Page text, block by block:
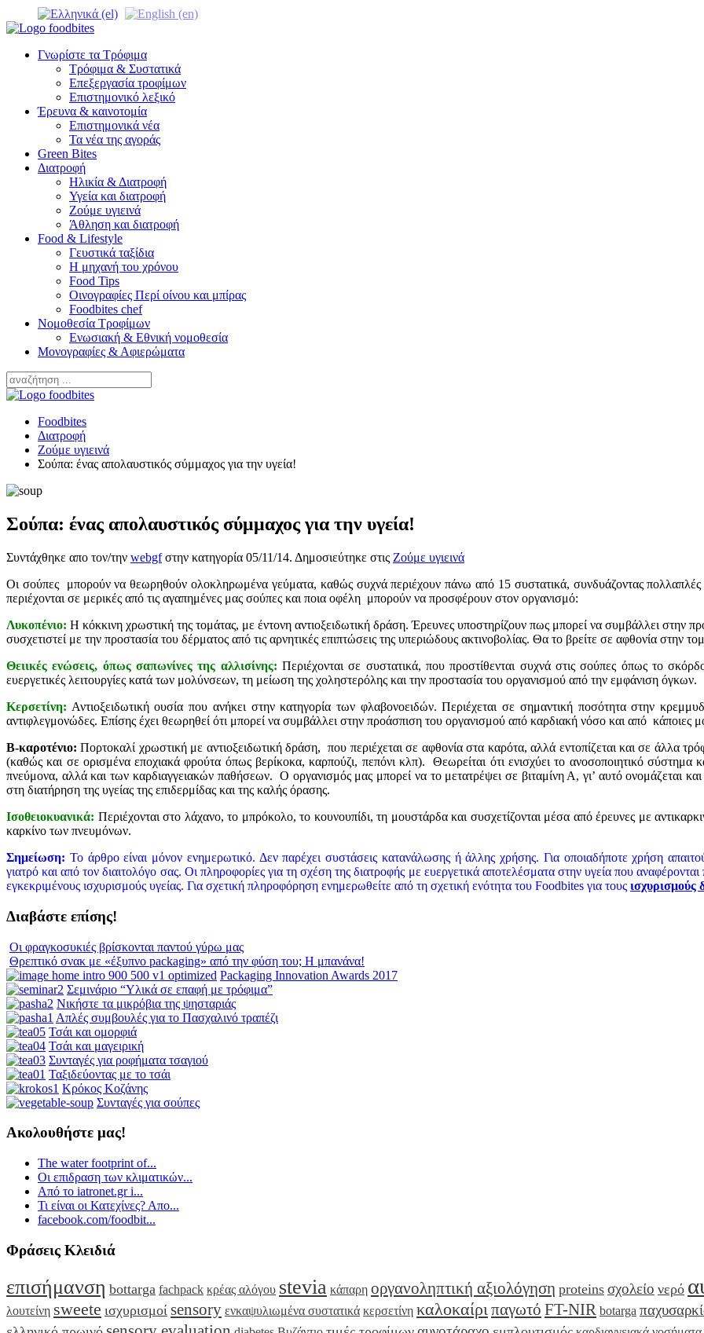
Γνωρίστε τα Τρόφιμα
Τρόφιμα & Συστατικά
Επεξεργασία τροφίμων
Επιστημονικό λεξικό
Έρευνα & καινοτομία
Επιστημονικά νέα
Τα νέα της αγοράς
Green Bites
Διατροφή
Ηλικία & Διατροφή
Υγεία και διατροφή
Ζούμε υγιεινά
Άθληση και διατροφή
Food & Lifestyle
Γευστικά ταξίδια
Η μηχανή του χρόνου
Food Tips
Οινογραφίες Περί οίνου και μπίρας
Foodbites chef
Νομοθεσία Τροφίμων
Ενωσιακή & Εθνική νομοθεσία
Μονογραφίες & Αφιερώματα
Foodbites
Διατροφή
Ζούμε υγιεινά
Σούπα: ένας απολαυστικός σύμμαχος για την υγεία!
Σούπα: ένας απολαυστικός σύμμαχος για την υγεία!
Συντάχθηκε απο τον/την webgfστην κατηγορία 05/11/14. Δημοσιεύτηκε στις Ζούμε υγιεινά
Οι σούπες μπορούν να θεωρηθούν ολοκληρωμένα γεύματα, καθώς συχνά περιέχουν πάνω από 15 συστατικά, συνδυάζοντας
περιέχονται σε μερικές από τις αγαπημένες μας σούπες και ποια οφέλη μπορούν να προσφέρουν στον οργανισμό:
Λυκοπένιο: Η κόκκινη χρωστική της τομάτας, με έντονη αντιοξειδωτική δράση. Έρευνες υποστηρίζουν πως μπορεί να συμβάλλει στην
συσχετιστεί με την προστασία του δέρματος από τις αρνητικές επιπτώσεις της υπεριώδους ακτινοβολίας. Θα το βρείτε σε αφθονία στην
Θειικές ενώσεις, όπως σαπωνίνες της αλλισίνης: Περιέχονται σε συστατικά, που προστίθενται συχνά στις σούπες όπως το
ευεργετικές λειτουργίες κατά των μολύνσεων, τη μείωση της χοληστερόλης και την προστασία του οργανισμού από την εμφάνιση όγκων.
Κερσετίνη: Αντιοξειδωτική ουσία που ανήκει στην κατηγορία των φλαβονοειδών. Περιέχεται σε σημαντική ποσότητα στην
αντιφλεγμονώδες. Επίσης έχει θεωρηθεί ότι μπορεί να συμβάλλει στην προάσπιση του οργανισμού από καρδιακή νόσο και από κάποιες
Β-καροτένιο: Πορτοκαλί χρωστική με αντιοξειδωτική δράση, που περιέχεται σε αφθονία στα καρότα, αλλά εντοπίζεται και σε άλλα
(καθώς και σε ορισμένα εποχιακά φρούτα όπως βερίκοκα, καρπούζι, πεπόνι κλπ). Θεωρείται ότι ενισχύει το ανοσοποιητικό σύστημα
πνεύμονα, αλλά και των καρδιαγγειακών παθήσεων. Ο οργανισμός μας μπορεί να το μετατρέψει σε βιταμίνη Α, γι’ αυτό ονομάζεται
στη διατήρηση της υγείας της επιδερμίδας και της καλής όρασης.
Ισοθειοκυανικά: Περιέχονται στο λάχανο, το μπρόκολο, το κουνουπίδι, τη μουστάρδα και συσχετίζονται μέσα από έρευνες με
καρκίνο των πνευμόνων.
Σημείωση: Το άρθρο είναι μόνον ενημερωτικό. Δεν παρέχει συστάσεις κατανάλωσης ή άλλης χρήσης. Για οποιαδήποτε χρήση
γιατρό και από τον διαιτολόγο σας. Οι πληροφορίες για τη σχέση της διατροφής με ευεργετικά αποτελέσματα στην υγεία που
εγκεκριμένους ισχυρισμούς υγείας. Για σχετική πληροφόρηση ενημερωθείτε από τη σχετική ενότητα του Foodbites για τους ισχυρισμούς
Διαβάστε επίσης!
Οι φραγκοσυκιές βρίσκονται παντού γύρω μας
Θρεπτικό σνακ με «έξυπνο packaging» από την φύση του; Η μπανάνα!
Packaging Innovation Awards 2017
Σεμινάριο “Υλικά σε επαφή με τρόφιμα”
Νικήστε τα μικρόβια της ψησταριάς
Απλές συμβουλές για το Πασχαλινό τραπέζι
Τσάι και ομορφιά
Τσάι και μαγειρική
Συνταγές για ροφήματα τσαγιού
Ταξιδεύοντας με το τσάι
Κρόκος Κοζάνης
Συνταγές για σούπες
Ακολουθήστε μας!
The water footprint of...
Οι επιδραση των κλιματικών...
Από το iatronet.gr i...
Τι είναι οι Κατεχίνες? Απο...
facebook.com/foodbit...
Φράσεις Κλειδιά
επισήμανση bottarga fachpack κρέας αλόγου stevia κάπαρη οργανοληπτική αξιολόγηση proteins σχολείο νερό
λουτείνη sweete ισχυρισμοί sensory ενκαψυλιωμένα συστατικά κερσετίνη καλοκαίριπαγωτό FT-NIR botarga